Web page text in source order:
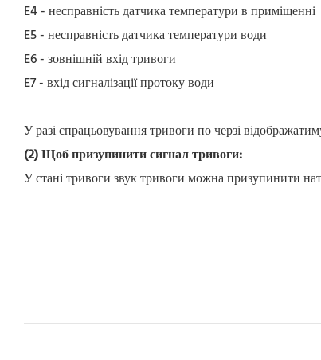
E4 - несправність датчика температури в приміщенні
E5 - несправність датчика температури води
E6 - зовнішній вхід тривоги
E7 - вхід сигналізації протоку води
У разі спрацьовування тривоги по черзі
(2) Щоб призупинити сигнал тривоги:
У стані тривоги звук тривоги можна призупинити